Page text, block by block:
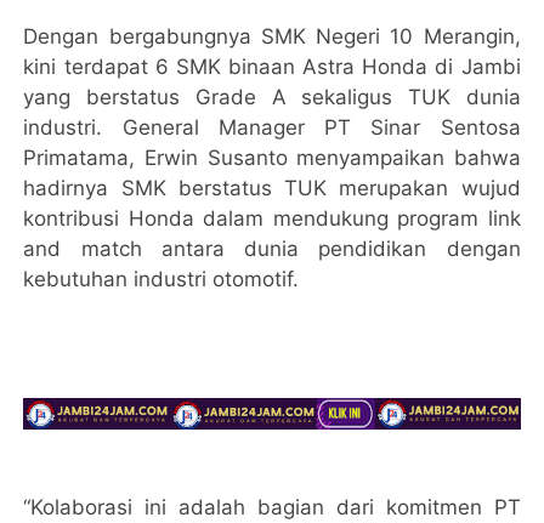
Dengan bergabungnya SMK Negeri 10 Merangin,
kini terdapat 6 SMK binaan Astra Honda di Jambi
yang berstatus Grade A sekaligus TUK dunia
industri. General Manager PT Sinar Sentosa
Primatama, Erwin Susanto menyampaikan bahwa
hadirnya SMK berstatus TUK merupakan wujud
kontribusi Honda dalam mendukung program link
and match antara dunia pendidikan dengan
kebutuhan industri otomotif.
“Kolaborasi ini adalah bagian dari komitmen PT